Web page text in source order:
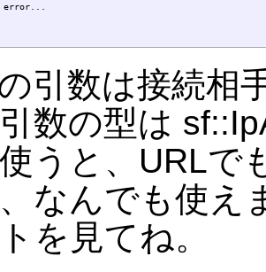
引数は接続相
数の型は
うと、URLで
なんでも使え
を見てね。